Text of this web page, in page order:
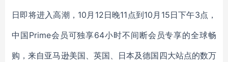
日即将进入高潮，10月12日晚11点到10月15日下午3点，
中国Prime会员可独享64小时不间断会员专享的全球畅
购，来自亚马逊美国、英国、日本及德国四大站点的数万